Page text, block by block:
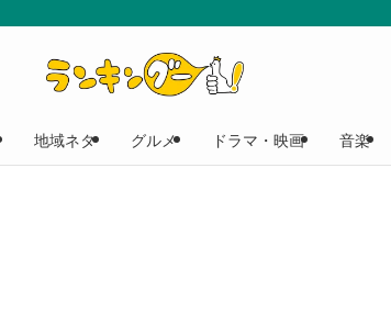
地域ネタ グルメ ドラマ・映画 音楽